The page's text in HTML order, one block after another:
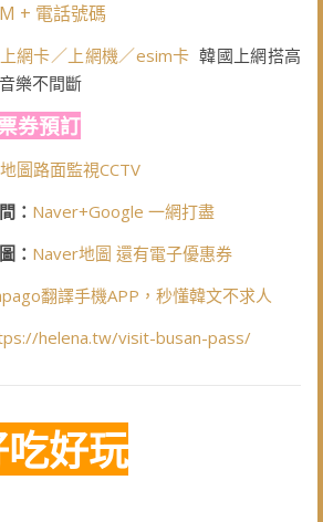
+ 電話號碼
網卡／上網機／esim卡 韓國上網搭高
樂不間斷
券預訂
圖路面監視CCTV
： Naver+Google 一網打盡
： Naver地圖 還有電子優惠券
翻譯手機APP，秒懂韓文不求人
helena.tw/visit-busan-pass/
好玩